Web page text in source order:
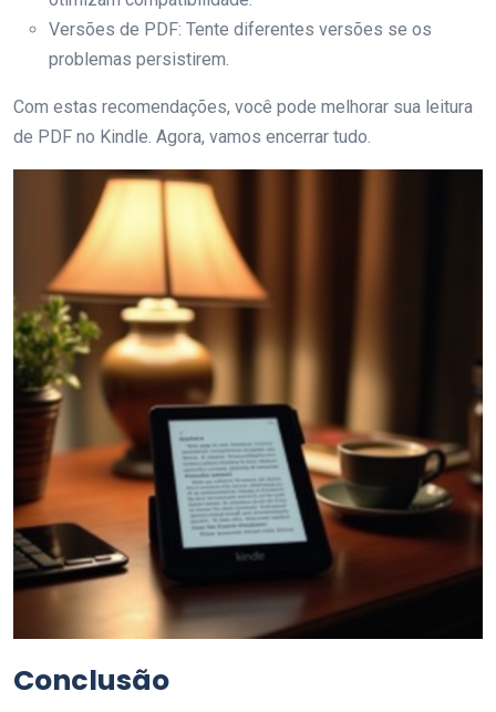
Versões de PDF: Tente diferentes versões se os
problemas persistirem.
Com estas recomendações, você pode melhorar sua leitura
de PDF no Kindle. Agora, vamos encerrar tudo.
Conclusão